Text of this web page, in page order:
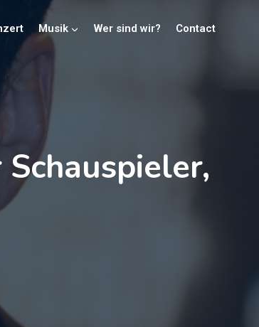
Musik Wer sind wir? Contact